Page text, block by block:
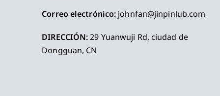
Correo electrónico: johnfan@jinpinlub.com
DIRECCIÓN:29 Yuanwuji Rd, ciudad de
Dongguan, CN